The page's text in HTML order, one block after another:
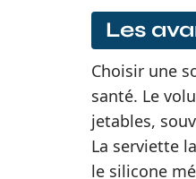
Les
Choisir une
santé. Le
jetables,
La serviette
le silicone